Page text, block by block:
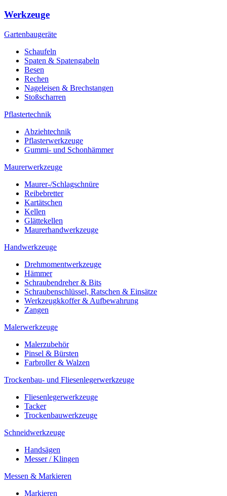
Werkzeuge
Gartenbaugeräte
Schaufeln
Spaten & Spatengabeln
Besen
Rechen
Nageleisen & Brechstangen
Stoßscharren
Pflastertechnik
Abziehtechnik
Pflasterwerkzeuge
Gummi- und Schonhämmer
Maurerwerkzeuge
Maurer-/Schlagschnüre
Reibebretter
Kartätschen
Kellen
Glättekellen
Maurerhandwerkzeuge
Handwerkzeuge
Drehmomentwerkzeuge
Hämmer
Schraubendreher & Bits
Schraubenschlüssel, Ratschen & Einsätze
Werkzeugkkoffer & Aufbewahrung
Zangen
Malerwerkzeuge
Malerzubehör
Pinsel & Bürsten
Farbroller & Walzen
Trockenbau- und Fliesenlegerwerkzeuge
Fliesenlegerwerkzeuge
Tacker
Trockenbauwerkzeuge
Schneidwerkzeuge
Handsägen
Messer / Klingen
Messen & Markieren
Markieren